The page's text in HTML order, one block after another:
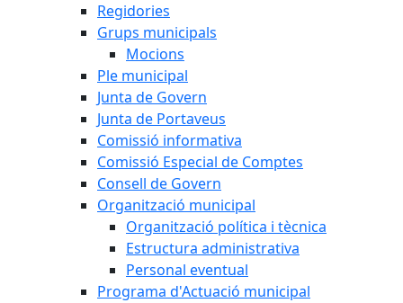
Regidories
Grups municipals
Mocions
Ple municipal
Junta de Govern
Junta de Portaveus
Comissió informativa
Comissió Especial de Comptes
Consell de Govern
Organització municipal
Organització política i tècnica
Estructura administrativa
Personal eventual
Programa d'Actuació municipal